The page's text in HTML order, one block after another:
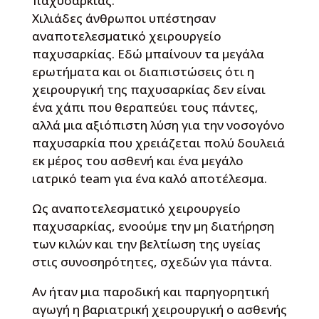
Χιλιάδες άνθρωποι υπέστησαν
αναποτελεσματικό χειρουργείο
παχυσαρκίας. Εδώ μπαίνουν τα μεγάλα
ερωτήματα και οι διαπιστώσεις ότι η
χειρουργική της παχυσαρκίας δεν είναι
ένα χάπι που θεραπεύει τους πάντες,
αλλά μια αξιόπιστη λύση για την νοσογόνο
παχυσαρκία που χρειάζεται πολύ δουλειά
εκ μέρος του ασθενή και ένα μεγάλο
ιατρικό team για ένα καλό αποτέλεσμα.
Ως αναποτελεσματικό χειρουργείο
παχυσαρκίας, ενοούμε την μη διατήρηση
των κιλών και την βελτίωση της υγείας
στις συνοσηρότητες, σχεδών για πάντα.
Αν ήταν μια παροδική και παρηγορητική
αγωγή η βαριατρική χειρουργική ο ασθενής